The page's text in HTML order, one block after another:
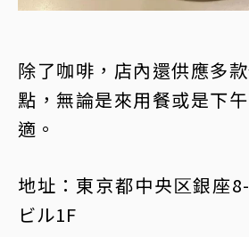
除了咖啡，店內還供應多
點，無論是來用餐或是下
適。
地址：東京都中央区銀座
ビル1F